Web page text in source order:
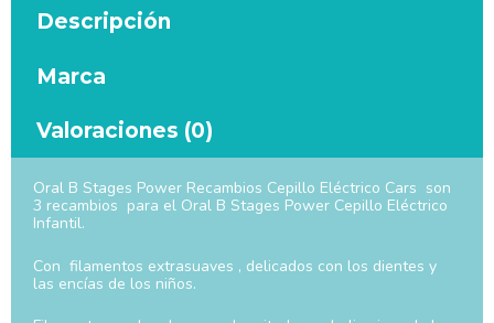
Descripción
Marca
Valoraciones (0)
Oral B Stages Power Recambios Cepillo Eléctrico Cars son
3 recambios para el Oral B Stages Power Cepillo Eléctrico
Infantil.
Con filamentos extrasuaves , delicados con los dientes y
las encías de los niños.